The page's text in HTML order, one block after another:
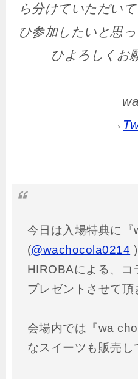
ら分けていただい
ひ参加したいと思
ひよろしくお
→
今日は入場特典に
(@wachocola0214
HIROBAによる、コ
プレゼントさせて頂
会場内では『wa
なスイーツも販売し